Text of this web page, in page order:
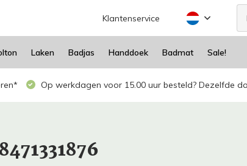
Klantenservice
Laken Badjas Handdoek Badmat Sale!
Op werkdagen voor 15.00 uur besteld? Dezelfde